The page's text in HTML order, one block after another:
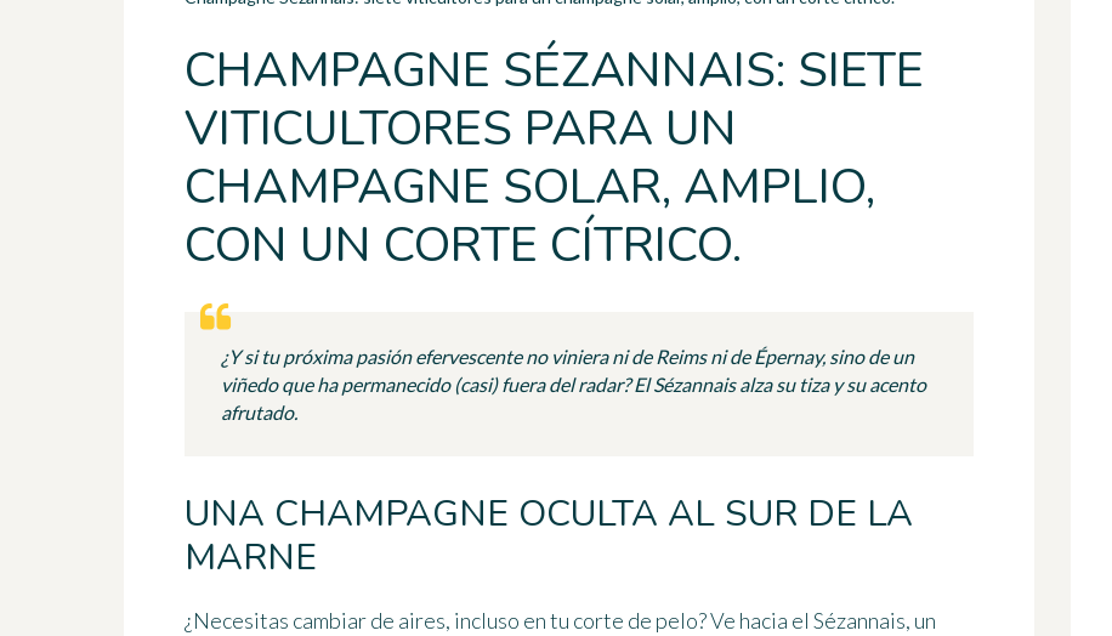
CHAMPAGNE SÉZANNAIS: SIETE
VITICULTORES PARA UN
CHAMPAGNE SOLAR, AMPLIO,
CON UN CORTE CÍTRICO.
¿Y si tu próxima pasión efervescente no viniera ni de Reims ni de Épernay, sino de un
viñedo que ha permanecido (casi) fuera del radar? El Sézannais alza su tiza y su acento
afrutado.
UNA CHAMPAGNE OCULTA AL SUR DE LA
MARNE
¿Necesitas cambiar de aires, incluso en tu corte de pelo? Ve hacia el Sézannais, un